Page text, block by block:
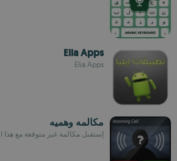
Elia Apps
Elia Apps
مكالمه وهميه
إستقبل مكالمة غير متوقعة مع هذا